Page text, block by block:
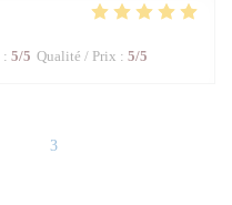
: 5/5 Qualité / Prix : 5/5
3